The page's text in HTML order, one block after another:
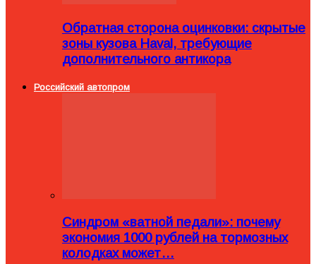
Обратная сторона оцинковки: скрытые
зоны кузова Haval, требующие
дополнительного антикора
Российский автопром
Синдром «ватной педали»: почему
экономия 1000 рублей на тормозных
колодках может…